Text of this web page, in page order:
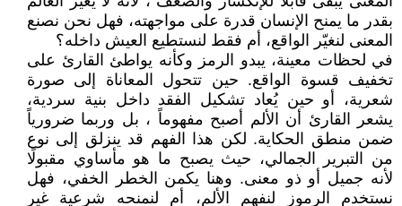
بقدر ما يمنح الإنسان قدرة على مواجهته، فهل نحن نصنع
المعنى لنغيّر الواقع، أم فقط لنستطيع العيش داخله؟
في لحظات معينة، يبدو الرمز وكأنه يواطئ القارئ على
تخفيف قسوة الواقع. حين تتحول المعاناة إلى صورة
شعرية، أو حين يُعاد تشكيل الفقد داخل بنية سردية،
يشعر القارئ أن الألم أصبح مفهوماً ، بل وربما ضرورياً
ضمن منطق الحكاية. لكن هذا الفهم قد ينزلق إلى نوع
من التبرير الجمالي، حيث يصبح ما هو مأساوي مقبولًا
لأنه جميل أو ذو معنى. وهنا يكمن الخطر الخفي، فهل
نستخدم الرموز لنفهم الألم، أم لنمنحه شرعية غير